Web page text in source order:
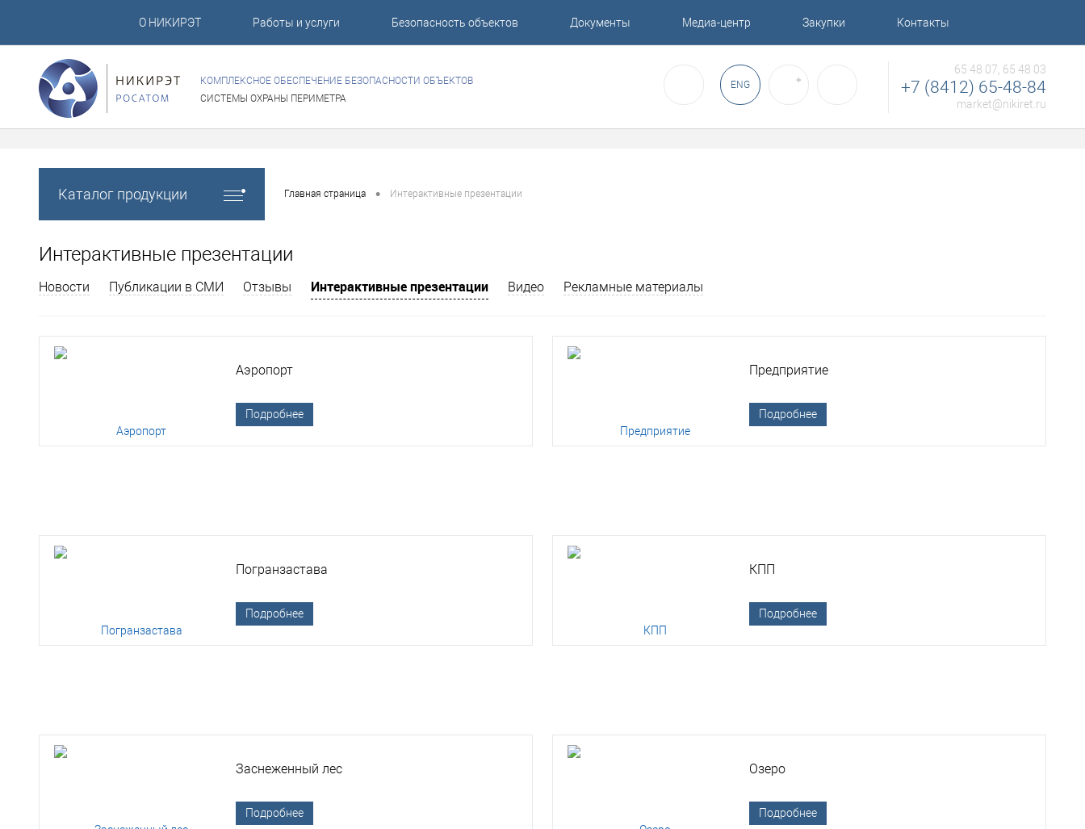
О НИКИРЭТ Работы и услуги Безопасность объектов Документы Медиа-центр Закупки Контакты
КОМПЛЕКСНОЕ ОБЕСПЕЧЕНИЕ БЕЗОПАСНОСТИ ОБЪЕКТОВ
СИСТЕМЫ ОХРАНЫ ПЕРИМЕТРА
ENG ✚
65 48 07, 65 48 03
+7 (8412) 65-48-84
market@nikiret.ru
Каталог продукции Главная страница • Интерактивные презентации
Интерактивные презентации
Новости Публикации в СМИ Отзывы Интерактивные презентации Видео Рекламные материалы
Аэропорт
Подробнее
Предприятие
Подробнее
Погранзастава
Подробнее
КПП
Подробнее
Заснеженный лес
Подробнее
Озеро
Подробнее